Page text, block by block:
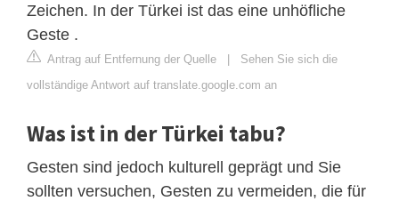
Zeichen. In der Türkei ist das eine unhöfliche
Geste .
Antrag auf Entfernung der Quelle | Sehen Sie sich die
vollständige Antwort auf translate.google.com an
Was ist in der Türkei tabu?
Gesten sind jedoch kulturell geprägt und Sie
sollten versuchen, Gesten zu vermeiden, die für